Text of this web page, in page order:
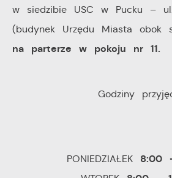
w siedzibie USC w Pucku –
(budynek Urzędu Miasta obok
na parterze w pokoju nr 11.
Godziny
PONIEDZIAŁEK 8:00